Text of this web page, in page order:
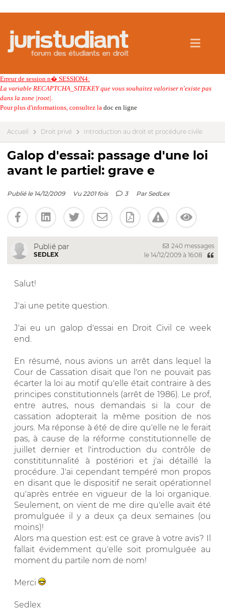
Erreur de session n� SESSION4:
La variable RECAPTCHA_SITEKEY que vous souhaitez valoriser n'existe pas
dans la zone |root|.
Pour plus d'informations, consultez la doc en ligne
Accueil Droit privé Introduction au droit et procédure civile
Galop d'essai: passage d'une loi
avant le partiel: grave e
Publié le 14/12/2009 Vu 2201 fois 3 Par SedLex
Publié par
SEDLEX
240 messages
le 14/12/2009 à 16:08
Salut!
J'ai une petite question.
J'ai eu un galop d'essai en Droit Civil ce week
end.
En résumé, nous avions un arrêt dans lequel la
Cour de Cassation disait que l'on ne pouvait pas
écarter la loi au motif qu'elle était contraire à des
principes constitutionnels (arrêt de 1986). Le prof,
entre autres, nous demandais si la cour de
cassation adopterait la même position de nos
jours. Ma réponse à été de dire qu'elle ne le ferait
pas, à cause de la réforme constitutionnelle de
juillet dernier et l'introduction du contrôle de
constititunnalité à postériori et j'ai détaillé la
procédure. J'ai cependant tempéré mon propos
en disant que le dispositif ne serait opérationnel
qu'après entrée en vigueur de la loi organique.
Seulement, on vient de me dire qu'elle avait été
promulguée il y a deux ça deux semaines (ou
moins)!
Alors ma question est: est ce grave à votre avis? Il
fallait évidemment qu'elle soit promulguée au
moment du partile nom de nom!
Merci
Sedlex